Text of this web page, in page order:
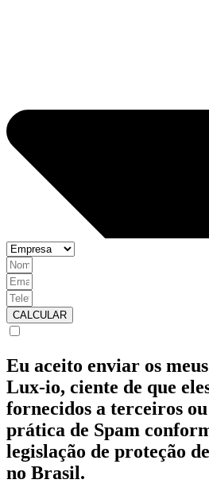
CALCULAR
Eu aceito enviar os
Lux-io, ciente de que
fornecidos a terceiros
prática de Spam
legislação de proteção
no Brasil.